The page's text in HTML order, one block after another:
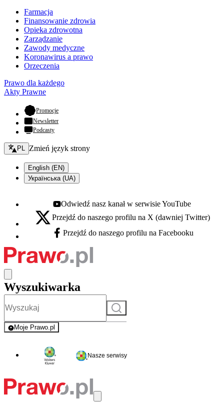
Farmacja
Finansowanie zdrowia
Opieka zdrowotna
Zarządzanie
Zawody medyczne
Koronawirus a prawo
Orzeczenia
Prawo dla każdego
Akty Prawne
Promocje- otwiera się w nowej karcie
Newsletter
Podcasty
Zmień język - bieżący:
PL Zmień język strony
English (EN)
Українська (UA)
Youtube - otwiera się w nowej karcie
Odwiedź nasz kanał w serwisie YouTube
X - otwiera się w nowej karcie
Przejdź do naszego profilu na X (dawniej Twitter)
Facebook - otwiera się w nowej karcie
Przejdź do naszego profilu na Facebooku
Wyszukiwarka
Szukaj
Moje Prawo.pl
- rejestracja i logowanie do serwisu
Nasze serwisy